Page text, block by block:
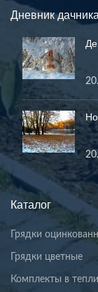
Дневник дачника
Каталог
Грядки
Грядки цветные
Комплекты в